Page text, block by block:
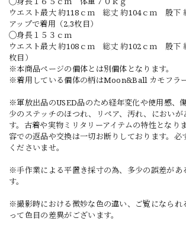
ウエスト最大 約118ｃｍ 総丈 約104ｃｍ 股下
アップで着用（2,3枚目）
◯身長１５３ｃｍ
ウエスト最大 約108ｃｍ 総丈 約102ｃｍ 股下
枚目）
※本商品ページの個体とは別個体となります。
※着用している個体の柄はMoon&Ball カモフラー
※軍放出品のUSED品のため経年変化や使用感、
少のステッチのほつれ、リペア、汚れ、においが
す。古着や実物ミリタリーアイテムの特性となり
容での返品や交換は一切お断りしております。必
くださいませ。
※手作業による平置き採寸の為、多少の誤差があ
す。
※撮影時における微妙な色の違い、ご覧になられ
って色目の差異がございます。